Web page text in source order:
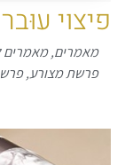
פיצוי
מאמרים,מאמרים
פרשת מצורע,